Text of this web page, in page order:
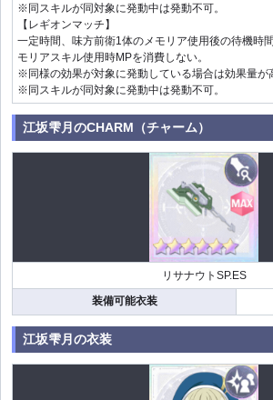
※同スキルが同対象に発動中は発動不可。
【レギオンマッチ】
一定時間、味方前衛1体のメモリア使用後の待機時
モリアスキル使用時MPを消費しない。
※同様の効果が対象に発動している場合は効果量が
※同スキルが同対象に発動中は発動不可。
江坂雫月のCHARM（チャーム）
リサナウトSP.ES
装備可能衣装
江坂雫月の衣装